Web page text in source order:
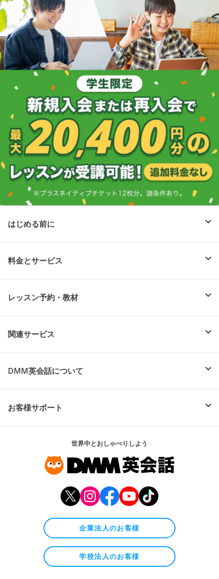
はじめる前に
料金とサービス
レッスン予約・教材
関連サービス
DMM英会話について
お客様サポート
世界中とおしゃべりしよう
企業法人のお客様
学校法人のお客様